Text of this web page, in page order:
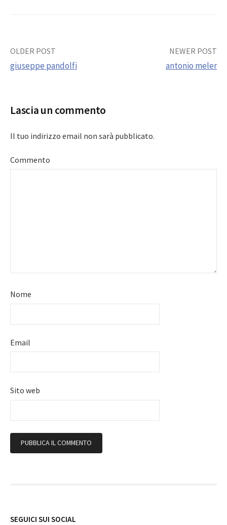
Post
OLDER POST
giuseppe pandolfi
NEWER POST
antonio meler
Lascia un commento
Il tuo indirizzo email non sarà pubblicato.
Commento
Nome
Email
Sito web
SEGUICI SUI SOCIAL